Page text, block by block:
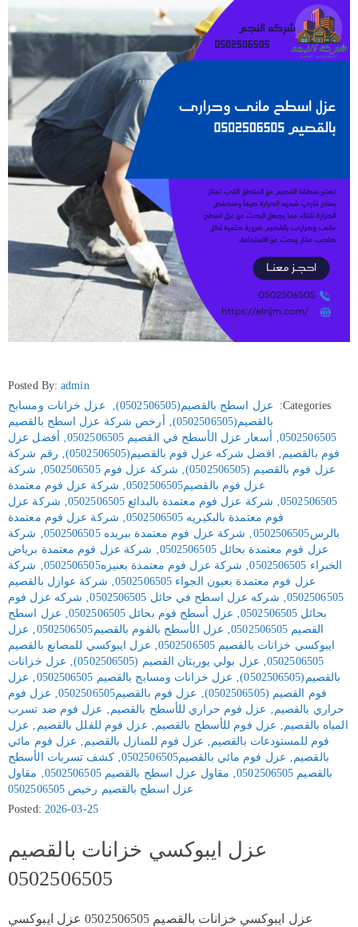
Posted By:admin
Categories:
عزل اسطح بالقصيم(0502506505) ‚
عزل خزانات ومسابح
بالقصيم(0502506505)
‚
أرخص شركة عزل اسطح بالقصيم
0502506505
‚ أسعار عزل الأسطح في القصيم 0502506505 ‚
أفضل عزل
فوم بالقصيم‚ افضل شركه عزل فوم بالقصيم(0502506505) ‚ رقم شركة
عزل فوم بالقصيم (0502506505)
‚ شركة عزل فوم 0502506505 ‚ شركة
عزل فوم بالقصيم0502506505
‚ شركة عزل فوم معتمدة
0502506505
‚ شركة عزل فوم معتمدة بالبدائع 0502506505 ‚ شركة عزل
فوم معتمدة بالبكيريه 0502506505
‚ شركة عزل فوم معتمدة
بالرس0502506505
‚ شركة عزل فوم معتمدة ببريده 0502506505 ‚ شركة
عزل فوم معتمدة بحائل 0502506505
‚ شركة عزل فوم معتمدة برياض
الخبراء 0502506505
‚ شركة عزل فوم معتمدة بعنيزه0502506505 ‚ شركة
عزل فوم معتمدة بعيون الجواء 0502506505
‚ شركة عوازل بالقصيم
0502506505
‚ شركه عزل اسطح في حائل 0502506505 ‚ شركه عزل فوم
بحائل 0502506505
‚ عزل أسطح فوم بحائل 0502506505 ‚ عزل اسطح
القصيم 0502506505
‚ عزل الأسطح بالفوم بالقصيم0502506505 ‚ عزل
ايبوكسي خزانات بالقصيم 0502506505
‚ عزل ايبوكسي للمصانع بالقصيم
0502506505
‚ عزل بولي يوريثان القصيم (0502506505) ‚ عزل خزانات
بالقصيم(0502506505)
‚ عزل خزانات ومسابح بالقصيم 0502506505 ‚ عزل
فوم القصيم (0502506505)
‚ عزل فوم بالقصيم0502506505 ‚ عزل فوم
حراري بالقصيم‚ عزل فوم حراري للأسطح بالقصيم‚ عزل فوم ضد تسرب
المياه بالقصيم‚ عزل فوم للأسطح بالقصيم‚ عزل فوم للفلل بالقصيم ‚ عزل
فوم للمستودعات بالقصيم‚ عزل فوم للمنازل بالقصيم‚ عزل فوم مائي
بالقصيم‚ عزل فوم مائي بالقصيم0502506505 ‚كشف تسربات الأسطح
بالقصيم 0502506505
‚ مقاول عزل اسطح بالقصيم 0502506505 ‚ مقاول
عزل اسطح بالقصيم رخيص 0502506505
Posted: 2026-03-25
عزل ايبوكسي خزانات بالقصيم
0502506505
عزل ايبوكسي خزانات بالقصيم 0502506505 عزل ايبوكسي